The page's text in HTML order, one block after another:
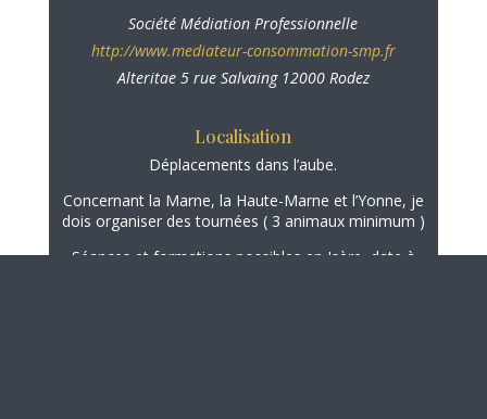
Société Médiation Professionnelle
http://www.mediateur-consommation-smp.fr
Alteritae 5 rue Salvaing 12000 Rodez
Localisation
Déplacements dans l’aube.
Concernant la Marne, la Haute-Marne et l’Yonne, je
dois organiser des tournées ( 3 animaux minimum )
Séances et formations possibles en Isère, date à